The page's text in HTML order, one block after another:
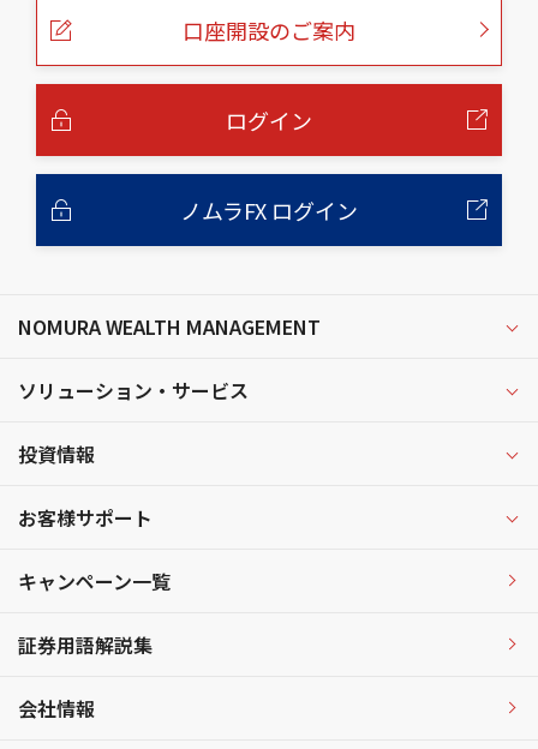
口座開設のご案内
ログイン
ノムラFX ログイン
NOMURA WEALTH MANAGEMENT
ソリューション・サービス
投資情報
お客様サポート
キャンペーン一覧
証券用語解説集
会社情報